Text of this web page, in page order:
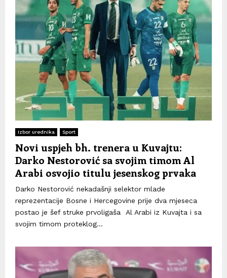
Izbor urednika Sport
Novi uspjeh bh. trenera u Kuvajtu:
Darko Nestorović sa svojim timom Al
Arabi osvojio titulu jesenskog prvaka
Darko Nestorović nekadašnji selektor mlade
reprezentacije Bosne i Hercegovine prije dva mjeseca
postao je šef struke prvoligaša Al Arabi iz Kuvajta i sa
svojim timom proteklog...